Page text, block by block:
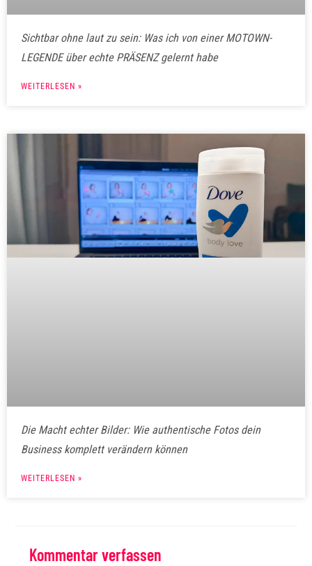
Sichtbar ohne laut zu sein: Was ich von einer MOTOWN-
LEGENDE über echte PRÄSENZ gelernt habe
WEITERLESEN »
Die Macht echter Bilder: Wie authentische Fotos dein
Business komplett verändern können
WEITERLESEN »
Kommentar verfassen